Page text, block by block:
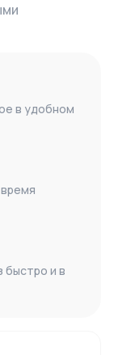
в удобном
быстро и в